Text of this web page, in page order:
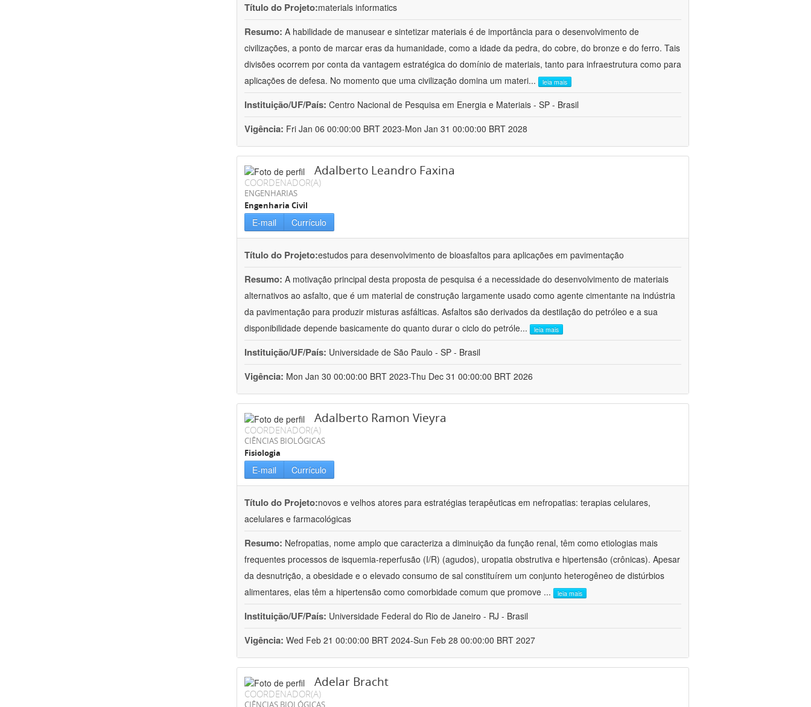
Título do Projeto:materials informatics
Resumo: A habilidade de manusear e sintetizar materiais é de importância para o desenvolvimento de
civilizações, a ponto de marcar eras da humanidade, como a idade da pedra, do cobre, do bronze e do ferro. Tais
divisões ocorrem por conta da vantagem estratégica do domínio de materiais, tanto para infraestrutura como para
aplicações de defesa. No momento que uma civilização domina um materi... leia mais
Instituição/UF/País: Centro Nacional de Pesquisa em Energia e Materiais - SP - Brasil
Vigência: Fri Jan 06 00:00:00 BRT 2023-Mon Jan 31 00:00:00 BRT 2028
Adalberto Leandro Faxina
COORDENADOR(A)
ENGENHARIAS
Engenharia Civil
E-mail Currículo
Título do Projeto:estudos para desenvolvimento de bioasfaltos para aplicações em pavimentação
Resumo: A motivação principal desta proposta de pesquisa é a necessidade do desenvolvimento de materiais
alternativos ao asfalto, que é um material de construção largamente usado como agente cimentante na indústria
da pavimentação para produzir misturas asfálticas. Asfaltos são derivados da destilação do petróleo e a sua
disponibilidade depende basicamente do quanto durar o ciclo do petróle... leia mais
Instituição/UF/País: Universidade de São Paulo - SP - Brasil
Vigência: Mon Jan 30 00:00:00 BRT 2023-Thu Dec 31 00:00:00 BRT 2026
Adalberto Ramon Vieyra
COORDENADOR(A)
CIÊNCIAS BIOLÓGICAS
Fisiologia
E-mail Currículo
Título do Projeto:novos e velhos atores para estratégias terapêuticas em nefropatias: terapias celulares,
acelulares e farmacológicas
Resumo: Nefropatias, nome amplo que caracteriza a diminuição da função renal, têm como etiologias mais
frequentes processos de isquemia-reperfusão (I/R) (agudos), uropatia obstrutiva e hipertensão (crônicas). Apesar
da desnutrição, a obesidade e o elevado consumo de sal constituírem um conjunto heterogêneo de distúrbios
alimentares, elas têm a hipertensão como comorbidade comum que promove ... leia mais
Instituição/UF/País: Universidade Federal do Rio de Janeiro - RJ - Brasil
Vigência: Wed Feb 21 00:00:00 BRT 2024-Sun Feb 28 00:00:00 BRT 2027
Adelar Bracht
COORDENADOR(A)
CIÊNCIAS BIOLÓGICAS